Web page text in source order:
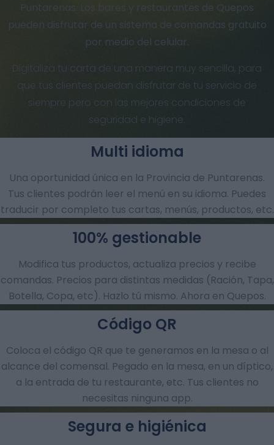
Puntarenas. Los bares y restaurantes de Quepos
pueden disfrutar de un sistema de comandas gratuito
por medio del celular.
Digitaliza tu carta de una manera muy sencilla, para
que tus clientes puedan disfrutar de tu servicio de
siempre pero con las mejores condiciones de
seguridad e higiene.
Una oportunidad única en la Provincia de Puntarenas.
Tus clientes podrán leer el menú en su idioma. Puedes
traducir por completo tus cartas, menús, productos, etc.
Multi idioma
Modifica tus productos, actualiza precios y recibe
comandas.​ Precios para distintas medidas (Ración, Tapa,
Botella, Copa, etc). Hazlo tú mismo. Ahora en Quepos.
100% gestionable
Coloca el código QR que te generamos en la mesa o al
alcance del comensal. Pegado en la mesa, en un díptico,
a la entrada de tu restaurante, etc. Tus clientes no
necesitas ninguna app.
Código QR
Segura e higiénica